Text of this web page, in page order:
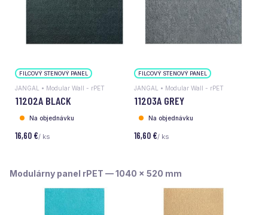
FILCOVÝ STENOVÝ PANEL
JANGAL • Modular Wall - rPET
11202A BLACK
Na objednávku
16,60 €/ ks
FILCOVÝ STENOVÝ PANEL
JANGAL • Modular Wall - rPET
11203A GREY
Na objednávku
16,60 €/ ks
Modulárny panel rPET — 1040 x 520 mm